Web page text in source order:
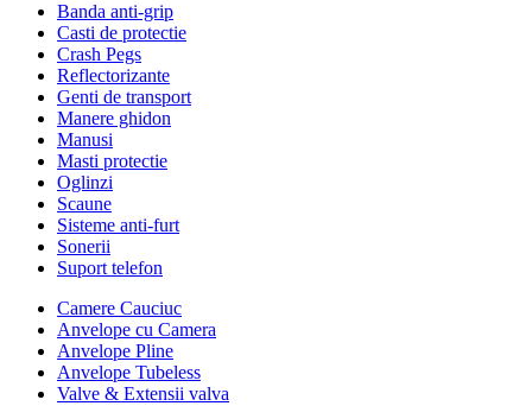
Banda anti-grip
Casti de protectie
Crash Pegs
Reflectorizante
Genti de transport
Manere ghidon
Manusi
Masti protectie
Oglinzi
Scaune
Sisteme anti-furt
Sonerii
Suport telefon
Camere Cauciuc
Anvelope cu Camera
Anvelope Pline
Anvelope Tubeless
Valve & Extensii valva